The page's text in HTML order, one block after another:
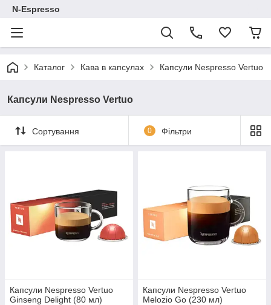
N-Espresso
Каталог Кава в капсулах Капсули Nespresso Vertuo
Капсули Nespresso Vertuo
Сортування 0 Фільтри
Капсули Nespresso Vertuo
Ginseng Delight (80 мл)
Капсули Nespresso Vertuo
Melozio Go (230 мл)